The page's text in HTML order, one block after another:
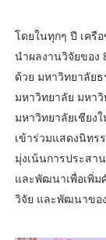
โดยในทุกๆ ปี เครื
นำผลงานวิจัยของ
ด้วย มหาวิทยาลัย
มหาวิทยาลัย มหา
มหาวิทยาลัยเชียง
เข้าร่วมแสดงนิทร
มุ่งเน้นการประสา
และพัฒนาเพื่อเพิ่ม
วิจัย และพัฒนาขอ